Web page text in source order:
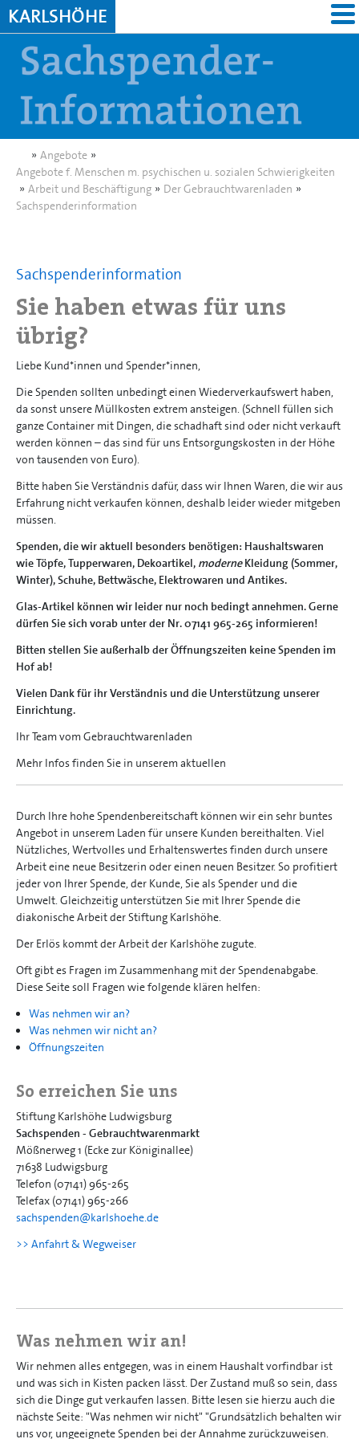
KARLSHÖHE
» Angebote »
Angebote f. Menschen m. psychischen u. sozialen Schwierigkeiten
» Arbeit und Beschäftigung » Der Gebrauchtwarenladen »
Sachspenderinformation
Sachspenderinformation
Sie haben etwas für uns
übrig?
Liebe Kund*innen und Spender*innen,
Die Spenden sollten unbedingt einen Wiederverkaufswert haben,
da sonst unsere Müllkosten extrem ansteigen. (Schnell füllen sich
ganze Container mit Dingen, die schadhaft sind oder nicht verkauft
werden können – das sind für uns Entsorgungskosten in der Höhe
von tausenden von Euro).
Bitte haben Sie Verständnis dafür, dass wir Ihnen Waren, die wir aus
Erfahrung nicht verkaufen können, deshalb leider wieder mitgeben
müssen.
Spenden, die wir aktuell besonders benötigen: Haushaltswaren
wie Töpfe, Tupperwaren, Dekoartikel, moderneKleidung (Sommer,
Winter), Schuhe, Bettwäsche, Elektrowaren und Antikes.
Glas-Artikel können wir leider nur noch bedingt annehmen. Gerne
dürfen Sie sich vorab unter der Nr. 07141 965-265 informieren!
Bitten stellen Sie außerhalb der Öffnungszeiten keine Spenden im
Hof ab!
Vielen Dank für ihr Verständnis und die Unterstützung unserer
Einrichtung.
Ihr Team vom Gebrauchtwarenladen
Mehr Infos finden Sie in unserem aktuellen
Durch Ihre hohe Spendenbereitschaft können wir ein sehr buntes
Angebot in unserem Laden für unsere Kunden bereithalten. Viel
Nützliches, Wertvolles und Erhaltenswertes finden durch unsere
Arbeit eine neue Besitzerin oder einen neuen Besitzer. So profitiert
jeder von Ihrer Spende, der Kunde, Sie als Spender und die
Umwelt. Gleichzeitig unterstützen Sie mit Ihrer Spende die
diakonische Arbeit der Stiftung Karlshöhe.
Der Erlös kommt der Arbeit der Karlshöhe zugute.
Oft gibt es Fragen im Zusammenhang mit der Spendenabgabe.
Diese Seite soll Fragen wie folgende klären helfen:
Was nehmen wir an?
Was nehmen wir nicht an?
Öffnungszeiten
So erreichen Sie uns
Stiftung Karlshöhe Ludwigsburg
Sachspenden - Gebrauchtwarenmarkt
Mößnerweg 1 (Ecke zur Königinallee)
71638 Ludwigsburg
Telefon (07141) 965-265
Telefax (07141) 965-266
sachspenden@karlshoehe.de
>> Anfahrt & Wegweiser
Was nehmen wir an!
Wir nehmen alles entgegen, was in einem Haushalt vorfindbar ist
und was sich in Kisten packen lässt. Der Zustand muß so sein, dass
sich die Dinge gut verkaufen lassen. Bitte lesen sie hierzu auch die
nächste Seite: "Was nehmen wir nicht" "Grundsätzlich behalten wir
uns vor, ungeeignete Spenden bei der Annahme zurückzuweisen.